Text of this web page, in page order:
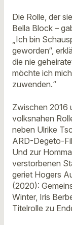
Die Rolle, der
Bella Block –
„Ich bin
geworden“,
die nie
möchte ich
zuwenden.“
Zwischen 2016
volksnahen
neben Ulrike
ARD-Degeto-
Und zur
verstorbenen
geriet Hogers
(2020):
Winter, Iris
Titelrolle zu